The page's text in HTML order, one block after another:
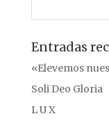
Entradas
«Elevemos
Soli Deo Gloria
L U X